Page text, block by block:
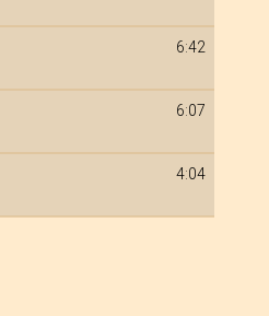
6:42
6:07
4:04